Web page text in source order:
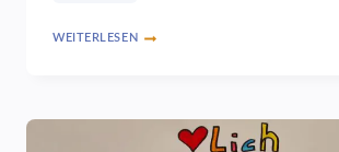
WEITERLESEN
6
IN